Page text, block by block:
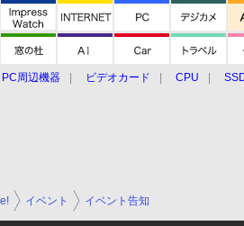
PC周辺機器 ビデオカード CPU
イベント イベント告知